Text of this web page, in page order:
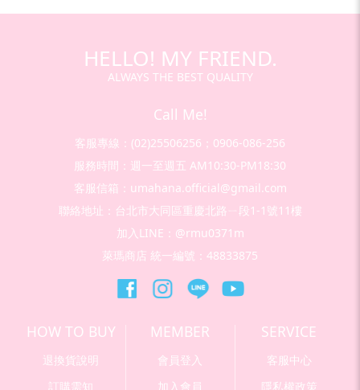
HELLO! MY FRIEND.
ALWAYS THE BEST QUALITY
Call Me!
客服專線：(02)25506256；0906-086-256
服務時間：週一至週五 AM10:30-PM18:30
客服信箱：umahana.official@gmail.com
聯絡地址：台北市大同區重慶北路ㄧ段1-1號11樓
加入LINE：@rmu0371m
萊瑪商店 統一編號：48833875
HOW TO BUY
退換貨說明
訂購需知
MEMBER
會員登入
加入會員
SERVICE
客服中心
隱私權政策